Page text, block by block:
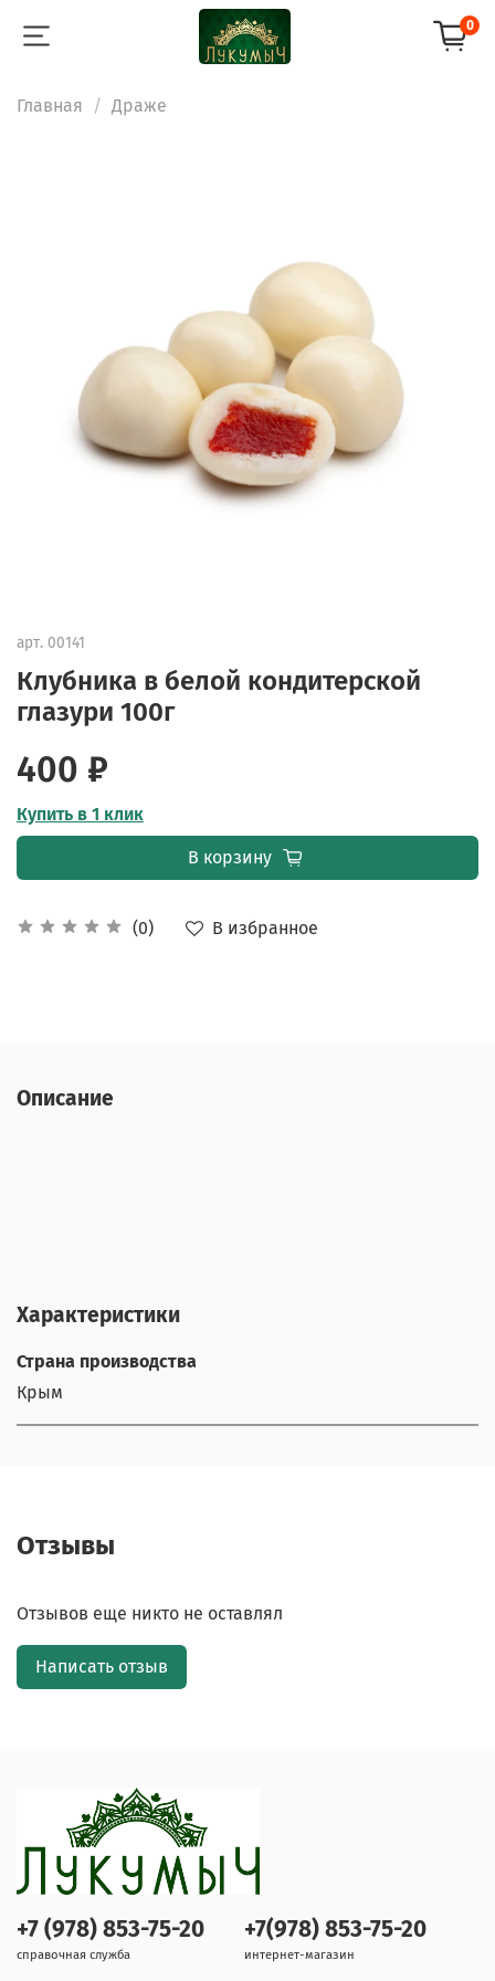
0
Главная Драже
арт. 00141
Клубника в белой кондитерской
глазури 100г
(0) В избранное
400 ₽
Купить в 1 клик
В корзину
Описание
Характеристики
Страна производства
Крым
Отзывы
Отзывов еще никто не оставлял
Написать отзыв
+7 (978) 853-75-20
справочная служба
+7(978) 853-75-20
интернет-магазин